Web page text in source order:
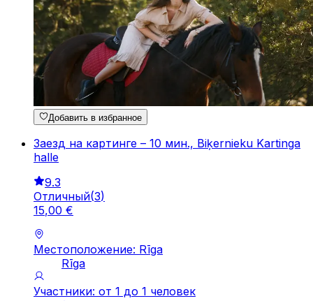
Добавить в избранное
Заезд на картинге – 10 мин., Biķernieku Kartinga
halle
9.3
Отличный(3)
15,00 €
Местоположение: Rīga
Rīga
Участники: от 1 до 1 человек